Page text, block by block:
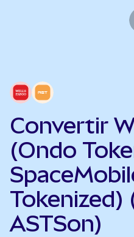
Convertir
(Ondo
Tokenized)
ASTSon)